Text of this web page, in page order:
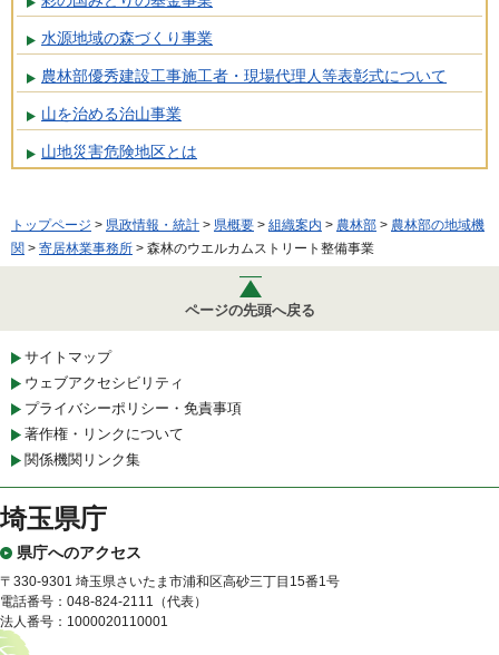
水源地域の森づくり事業
農林部優秀建設工事施工者・現場代理人等表彰式について
山を治める治山事業
山地災害危険地区とは
トップページ > 県政情報・統計 > 県概要 > 組織案内 > 農林部 > 農林部の地域機
関 > 寄居林業事務所 > 森林のウエルカムストリート整備事業
ページの先頭へ戻る
サイトマップ
ウェブアクセシビリティ
プライバシーポリシー・免責事項
著作権・リンクについて
関係機関リンク集
埼玉県庁
県庁へのアクセス
〒330-9301 埼玉県さいたま市浦和区高砂三丁目15番1号
電話番号：048-824-2111（代表）
法人番号：1000020110001